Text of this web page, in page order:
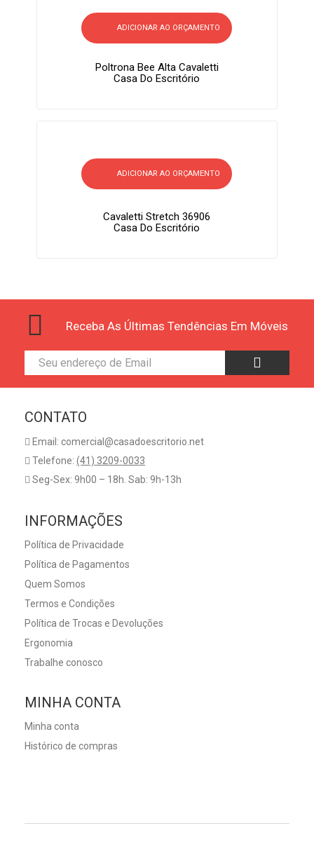
ADICIONAR AO ORÇAMENTO
Poltrona Bee Alta Cavaletti
Casa Do Escritório
ADICIONAR AO ORÇAMENTO
Cavaletti Stretch 36906
Casa Do Escritório
Receba As Últimas Tendências Em Móveis
CONTATO
Email: comercial@casadoescritorio.net
Telefone: (41) 3209-0033
Seg-Sex: 9h00 – 18h. Sab: 9h-13h
INFORMAÇÕES
Política de Privacidade
Política de Pagamentos
Quem Somos
Termos e Condições
Política de Trocas e Devoluções
Ergonomia
Trabalhe conosco
MINHA CONTA
Minha conta
Histórico de compras